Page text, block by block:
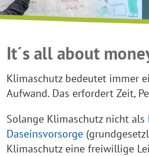
It´s all about
Klimaschutz bedeutet immer
Aufwand. Das erfordert Zeit,
Solange Klimaschutz nicht als
Daseinsvorsorge
Klimaschutz eine freiwillige